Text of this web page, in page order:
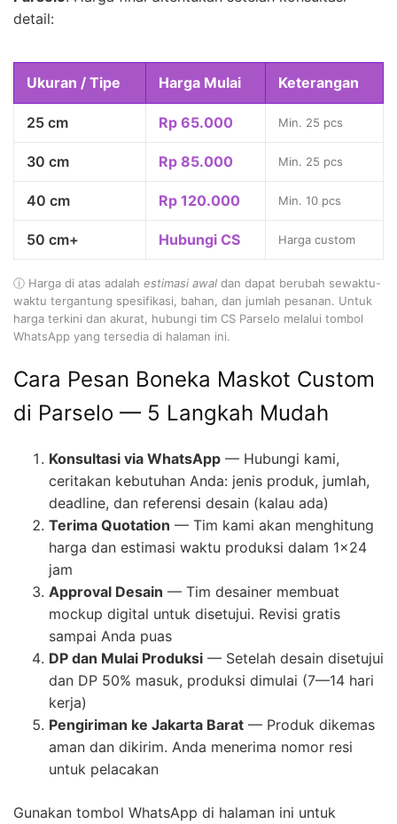
detail:
Ukuran / Tipe Harga Mulai Keterangan
25 cm Rp 65.000 Min. 25 pcs
30 cm Rp 85.000 Min. 25 pcs
40 cm Rp 120.000 Min. 10 pcs
50 cm+ Hubungi CS Harga custom
ⓘ Harga di atas adalah estimasi awal dan dapat berubah sewaktu-
waktu tergantung spesifikasi, bahan, dan jumlah pesanan. Untuk
harga terkini dan akurat, hubungi tim CS Parselo melalui tombol
WhatsApp yang tersedia di halaman ini.
Cara Pesan Boneka Maskot Custom
di Parselo — 5 Langkah Mudah
Konsultasi via WhatsApp — Hubungi kami,
ceritakan kebutuhan Anda: jenis produk, jumlah,
deadline, dan referensi desain (kalau ada)
Terima Quotation — Tim kami akan menghitung
harga dan estimasi waktu produksi dalam 1×24
jam
Approval Desain — Tim desainer membuat
mockup digital untuk disetujui. Revisi gratis
sampai Anda puas
DP dan Mulai Produksi — Setelah desain disetujui
dan DP 50% masuk, produksi dimulai (7—14 hari
kerja)
Pengiriman ke Jakarta Barat — Produk dikemas
aman dan dikirim. Anda menerima nomor resi
untuk pelacakan
Gunakan tombol WhatsApp di halaman ini untuk